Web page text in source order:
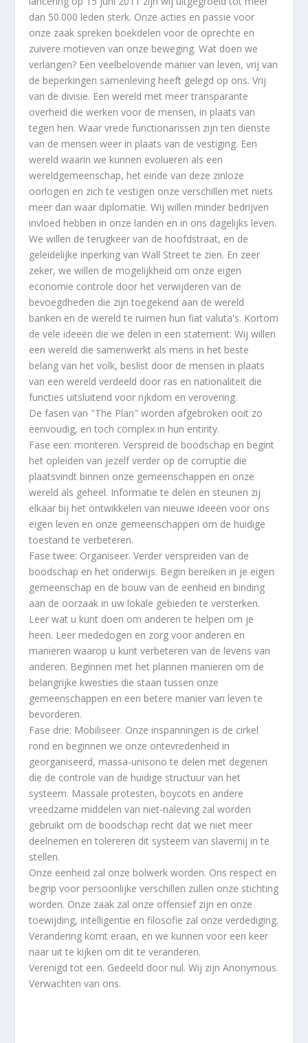
dan 50.000 leden sterk. Onze acties en passie voor
onze zaak spreken boekdelen voor de oprechte en
zuivere motieven van onze beweging. Wat doen we
verlangen? Een veelbelovende manier van leven, vrij van
de beperkingen samenleving heeft gelegd op ons. Vrij
van de divisie. Een wereld met meer transparante
overheid die werken voor de mensen, in plaats van
tegen hen. Waar vrede functionarissen zijn ten dienste
van de mensen weer in plaats van de vestiging. Een
wereld waarin we kunnen evolueren als een
wereldgemeenschap, het einde van deze zinloze
oorlogen en zich te vestigen onze verschillen met niets
meer dan waar diplomatie. Wij willen minder bedrijven
invloed hebben in onze landen en in ons dagelijks leven.
We willen de terugkeer van de hoofdstraat, en de
geleidelijke inperking van Wall Street te zien. En zeer
zeker, we willen de mogelijkheid om onze eigen
economie controle door het verwijderen van de
bevoegdheden die zijn toegekend aan de wereld
banken en de wereld te ruimen hun fiat valuta's. Kortom
de vele ideeën die we delen in een statement: Wij willen
een wereld die samenwerkt als mens in het beste
belang van het volk, beslist door de mensen in plaats
van een wereld verdeeld door ras en nationaliteit die
functies uitsluitend voor rijkdom en verovering.
De fasen van "The Plan" worden afgebroken ooit zo
eenvoudig, en toch complex in hun entirity.
Fase een: monteren. Verspreid de boodschap en begint
het opleiden van jezelf verder op de corruptie die
plaatsvindt binnen onze gemeenschappen en onze
wereld als geheel. Informatie te delen en steunen zij
elkaar bij het ontwikkelen van nieuwe ideeën voor ons
eigen leven en onze gemeenschappen om de huidige
toestand te verbeteren.
Fase twee: Organiseer. Verder verspreiden van de
boodschap en het onderwijs. Begin bereiken in je eigen
gemeenschap en de bouw van de eenheid en binding
aan de oorzaak in uw lokale gebieden te versterken.
Leer wat u kunt doen om anderen te helpen om je
heen. Leer mededogen en zorg voor anderen en
manieren waarop u kunt verbeteren van de levens van
anderen. Beginnen met het plannen manieren om de
belangrijke kwesties die staan ​​tussen onze
gemeenschappen en een betere manier van leven te
bevorderen.
Fase drie: Mobiliseer. Onze inspanningen is de cirkel
rond en beginnen we onze ontevredenheid in
georganiseerd, massa-unisono te delen met degenen
die de controle van de huidige structuur van het
systeem. Massale protesten, boycots en andere
vreedzame middelen van niet-naleving zal worden
gebruikt om de boodschap recht dat we niet meer
deelnemen en tolereren dit systeem van slavernij in te
stellen.
Onze eenheid zal onze bolwerk worden. Ons respect en
begrip voor persoonlijke verschillen zullen onze stichting
worden. Onze zaak zal onze offensief zijn en onze
toewijding, intelligentie en filosofie zal onze verdediging.
Verandering komt eraan, en we kunnen voor een keer
naar uit te kijken om dit te veranderen.
Verenigd tot een. Gedeeld door nul. Wij zijn Anonymous.
Verwachten van ons.